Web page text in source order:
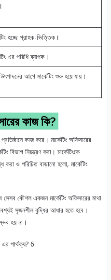
হচ্ছে গ্রাহক-ভিত্তিক।
এর পরিধি ব্যাপক।
আগে মার্কেটিং শুরু হয়ে যায়।
কাজ কি?
কাজ করে। মার্কেটিং অফিসারের
বিভাগ নিয়ন্ত্রণ করা। মার্কেটিংকে
ও পরিচিত বাড়ানো হলো, মার্কেটিং
কৌশল একজন মার্কেটিং অফিসারের মাথা
সৃজনশীল বুদ্ধির আধার হতে হবে।
হয় না।